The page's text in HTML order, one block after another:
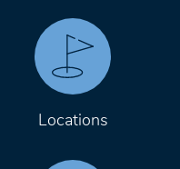
Locations